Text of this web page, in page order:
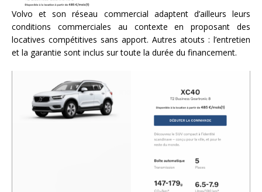
Volvo et son réseau commercial adaptent d’ailleurs leurs
conditions commerciales au contexte en proposant des
locatives compétitives sans apport. Autres atouts : l’entretien
et la garantie sont inclus sur toute la durée du financement.